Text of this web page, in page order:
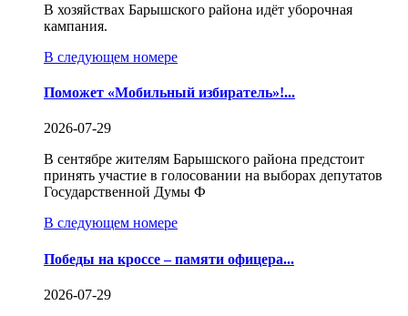
В хозяйствах Барышского района идёт уборочная
кампания.
В следующем номере
Поможет «Мобильный избиратель»!...
2026-07-29
В сентябре жителям Барышского района предстоит
принять участие в голосовании на выборах депутатов
Государственной Думы Ф
В следующем номере
Победы на кроссе – памяти офицера...
2026-07-29